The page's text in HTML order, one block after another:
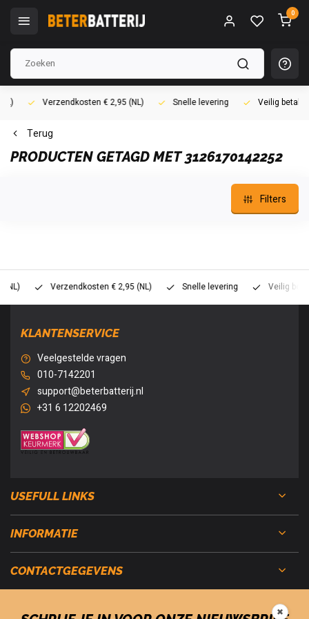
0
Verzendkosten € 2,95 (NL) Snelle levering Veilig betalen
Terug
PRODUCTEN GETAGD MET 3126170142252
Filters
Verzendkosten € 2,95 (NL) Snelle levering Veilig betalen
KLANTENSERVICE
Veelgestelde vragen
010-7142201
support@beterbatterij.nl
+31 6 12202469
USEFULL LINKS
INFORMATIE
CONTACTGEGEVENS
✖